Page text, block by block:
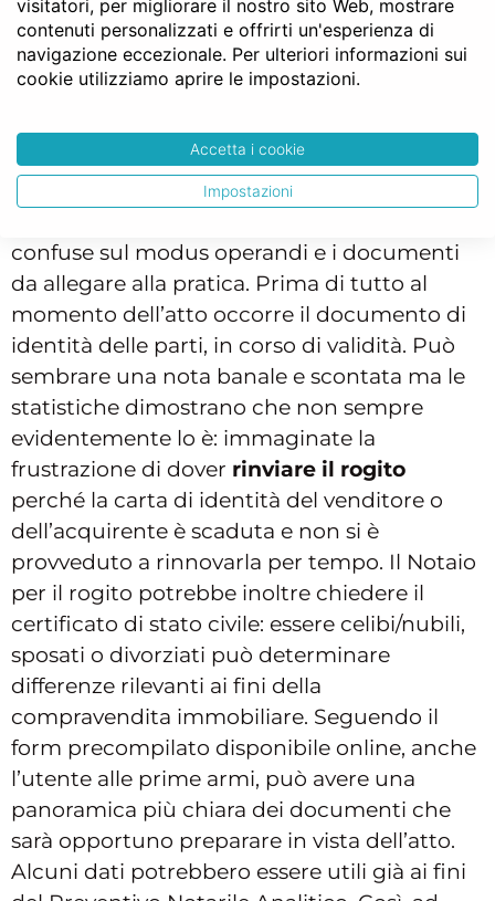
Giovanni Valdarno? L’organizzazione
urbanistica del centro storico si sviluppa
secondo lo schema romano delle città,
intorno alla grande piazza centrale dalla
quale si diramano i due assi principali che si
intersecano alle vie secondarie. Soprattutto
quando si cerca il Notaio per la prima volta
confuse sul modus operandi e i documenti
da allegare alla pratica. Prima di tutto al
momento dell’atto occorre il documento di
identità delle parti, in corso di validità. Può
sembrare una nota banale e scontata ma le
statistiche dimostrano che non sempre
evidentemente lo è: immaginate la
frustrazione di dover rinviare il rogito
perché la carta di identità del venditore o
dell’acquirente è scaduta e non si è
provveduto a rinnovarla per tempo. Il Notaio
per il rogito potrebbe inoltre chiedere il
certificato di stato civile: essere celibi/nubili,
sposati o divorziati può determinare
differenze rilevanti ai fini della
compravendita immobiliare. Seguendo il
form precompilato disponibile online, anche
l’utente alle prime armi, può avere una
panoramica più chiara dei documenti che
sarà opportuno preparare in vista dell’atto.
Alcuni dati potrebbero essere utili già ai fini
visitatori, per migliorare il nostro sito Web, mostrare
contenuti personalizzati e offrirti un'esperienza di
navigazione eccezionale. Per ulteriori informazioni sui
cookie utilizziamo aprire le impostazioni.
Accetta i cookie
Impostazioni